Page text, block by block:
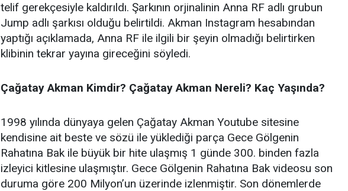
telif gerekçesiyle kaldırıldı. Şarkının orjinalinin Anna RF adlı grubun
Jump adlı şarkısı olduğu belirtildi. Akman Instagram hesabından
yaptığı açıklamada, Anna RF ile ilgili bir şeyin olmadığı belirtirken
klibinin tekrar yayına gireceğini söyledi.
Çağatay Akman Kimdir? Çağatay Akman Nereli? Kaç Yaşında?
1998 yılında dünyaya gelen Çağatay Akman Youtube sitesine
kendisine ait beste ve sözü ile yüklediği parça Gece Gölgenin
Rahatına Bak ile büyük bir hite ulaşmış 1 günde 300. binden fazla
izleyici kitlesine ulaşmıştır. Gece Gölgenin Rahatına Bak videosu son
duruma göre 200 Milyon’un üzerinde izlenmiştir. Son dönemlerde